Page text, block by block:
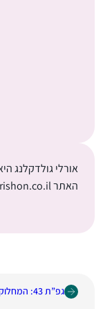
אורלי גולדקלנג
האתר www.makorrishon.co.il צילום: ברוך גרינברג
גפ”ת 43: המחלוקת הגדולה בגדרי טומאת אוכלין